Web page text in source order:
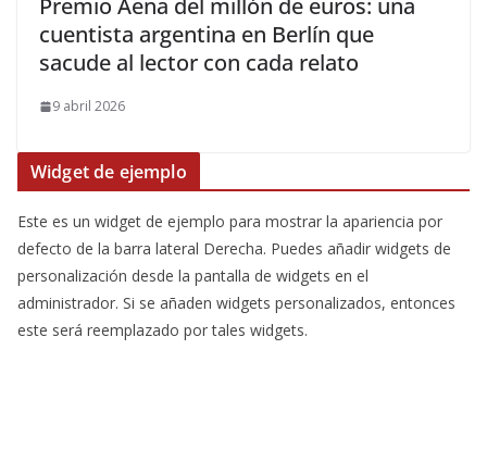
Premio Aena del millón de euros: una
cuentista argentina en Berlín que
sacude al lector con cada relato
9 abril 2026
Widget de ejemplo
Este es un widget de ejemplo para mostrar la apariencia por
defecto de la barra lateral Derecha. Puedes añadir widgets de
personalización desde la pantalla de widgets en el
administrador. Si se añaden widgets personalizados, entonces
este será reemplazado por tales widgets.